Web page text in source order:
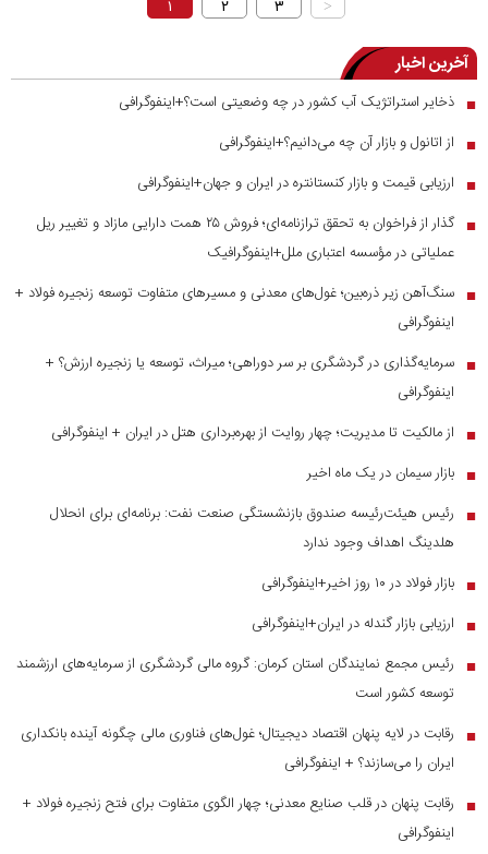
۱ ۲ ۳ >
آخرین اخبار
■ ذخایر استراتژیک آب کشور در چه وضعیتی است؟+اینفوگرافی
■ از اتانول و بازار آن چه می‌دانیم؟+اینفوگرافی
■ ارزیابی قیمت و بازار کنستانتره در ایران و جهان+اینفوگرافی
■
گذار از فراخوان به تحقق ترازنامه‌ای؛ فروش ۲۵ همت دارایی مازاد و تغییر ریل
عملیاتی در مؤسسه اعتباری ملل+اینفوگرافیک
■ سنگ‌آهن زیر ذره‌بین؛ غول‌های معدنی و مسیر‌های متفاوت توسعه زنجیره فولاد +
اینفوگرافی
■ سرمایه‌گذاری در گردشگری بر سر دوراهی؛ میراث، توسعه یا زنجیره ارزش؟ +
اینفوگرافی
■ از مالکیت تا مدیریت؛ چهار روایت از بهره‌برداری هتل در ایران + اینفوگرافی
■ بازار سیمان در یک ماه اخیر
■
رئیس هیئت‌رئیسه صندوق بازنشستگی صنعت نفت: برنامه‌ای برای انحلال
هلدینگ اهداف وجود ندارد
■ بازار فولاد در ۱۰ روز اخیر+اینفوگرافی
■ ارزیابی بازار گندله در ایران+اینفوگرافی
■
رئیس مجمع نمایندگان استان کرمان: گروه مالی گردشگری از سرمایه‌های ارزشمند
توسعه کشور است
■
رقابت در لایه پنهان اقتصاد دیجیتال؛ غول‌های فناوری مالی چگونه آینده بانکداری
ایران را می‌سازند؟ + اینفوگرافی
■
رقابت پنهان در قلب صنایع معدنی؛ چهار الگوی متفاوت برای فتح زنجیره فولاد +
اینفوگرافی